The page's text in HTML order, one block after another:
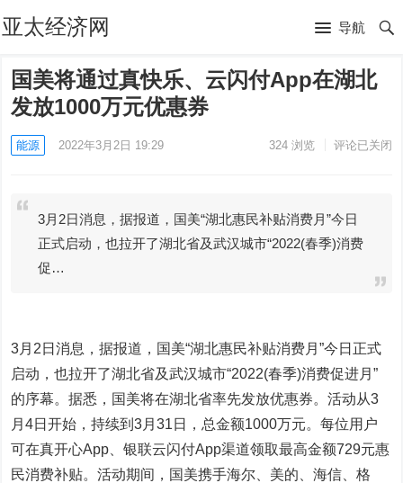
亚太经济网 导航
国美将通过真快乐、云闪付App在湖北
发放1000万元优惠券
能源 2022年3月2日 19:29 324浏览 评论已关闭
3月2日消息，据报道，国美“湖北惠民补贴消费月”今日
正式启动，也拉开了湖北省及武汉城市“2022(春季)消费
促…
3月2日消息，据报道，国美“湖北惠民补贴消费月”今日正式
启动，也拉开了湖北省及武汉城市“2022(春季)消费促进月”
的序幕。据悉，国美将在湖北省率先发放优惠券。活动从3
月4日开始，持续到3月31日，总金额1000万元。每位用户
可在真开心App、银联云闪付App渠道领取最高金额729元惠
民消费补贴。活动期间，国美携手海尔、美的、海信、格